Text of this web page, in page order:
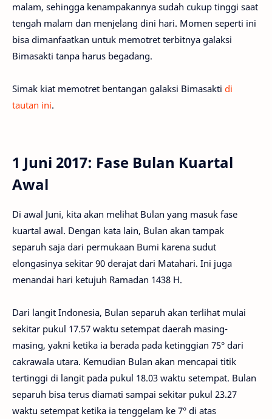
malam, sehingga kenampakannya sudah cukup tinggi saat
tengah malam dan menjelang dini hari. Momen seperti ini
bisa dimanfaatkan untuk memotret terbitnya galaksi
Bimasakti tanpa harus begadang.
Simak kiat memotret bentangan galaksi Bimasakti di
tautan ini.
1 Juni 2017: Fase Bulan Kuartal
Awal
Di awal Juni, kita akan melihat Bulan yang masuk fase
kuartal awal. Dengan kata lain, Bulan akan tampak
separuh saja dari permukaan Bumi karena sudut
elongasinya sekitar 90 derajat dari Matahari. Ini juga
menandai hari ketujuh Ramadan 1438 H.
Dari langit Indonesia, Bulan separuh akan terlihat mulai
sekitar pukul 17.57 waktu setempat daerah masing-
masing, yakni ketika ia berada pada ketinggian 75° dari
cakrawala utara. Kemudian Bulan akan mencapai titik
tertinggi di langit pada pukul 18.03 waktu setempat. Bulan
separuh bisa terus diamati sampai sekitar pukul 23.27
waktu setempat ketika ia tenggelam ke 7° di atas